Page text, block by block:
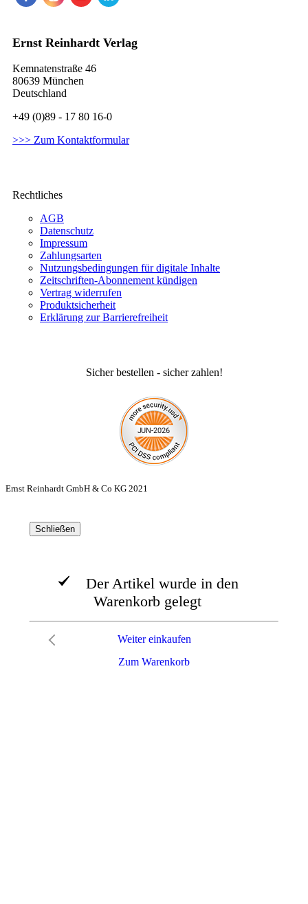
Ernst Reinhardt Verlag
Kemnatenstraße 46
80639 München
Deutschland
+49 (0)89 - 17 80 16-0
>>> Zum Kontaktformular
Rechtliches
AGB
Datenschutz
Impressum
Zahlungsarten
Nutzungsbedingungen für digitale Inhalte
Zeitschriften-Abonnement kündigen
Vertrag widerrufen
Produktsicherheit
Erklärung zur Barrierefreiheit
Sicher bestellen - sicher zahlen!
Ernst Reinhardt GmbH & Co KG 2021
Schließen
Der Artikel wurde in den
Warenkorb gelegt
Zum Warenkorb
Weiter einkaufen